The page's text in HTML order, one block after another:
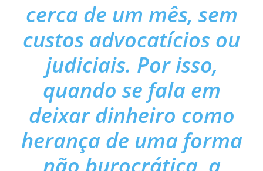
cerca de um mês, sem
custos advocatícios ou
judiciais. Por isso,
quando se fala em
deixar dinheiro como
herança de uma forma